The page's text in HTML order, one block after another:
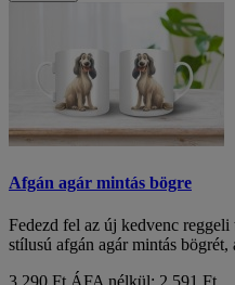
Afgán agár mintás bögre
Fedezd fel az új kedvenc
stílusú afgán agár mintás bögrét,
3.290 Ft ÁFA nélkül: 2.591 Ft